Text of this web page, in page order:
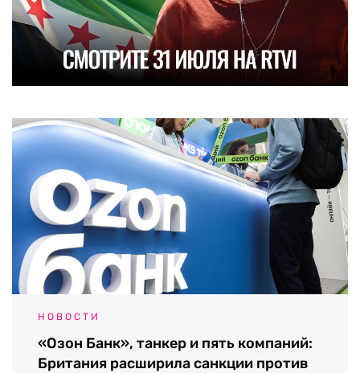
НОВОСТИ
«Озон Банк», танкер и пять компаний:
Британия расширила санкции против